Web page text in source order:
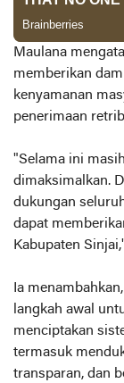
Maulana
memberikan
kenyamanan
penerimaan
"Selama ini
dimaksimalkan.
dukungan
dapat
Kabupaten
Ia
langkah awal
menciptakan
termasuk
transparan, dan